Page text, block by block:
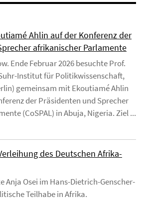
Ahlin auf der Konferenz der
afrikanischer Parlamente
Ende Februar 2026 besuchte Prof.
Institut für Politikwissenschaft,
gemeinsam mit Ekoutiamé Ahlin
der Präsidenten und Sprecher
(CoSPAL) in Abuja, Nigeria. Ziel ...
des Deutschen Afrika-
Anja Osei im Hans-Dietrich-Genscher-
Teilhabe in Afrika.